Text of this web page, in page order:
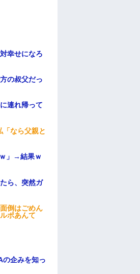
幸せになろ
の叔父だっ
連れ帰って
なら父親と
」→結果ｗ
ら、突然ガ
倒はごめん
ポあんて
の企みを知っ